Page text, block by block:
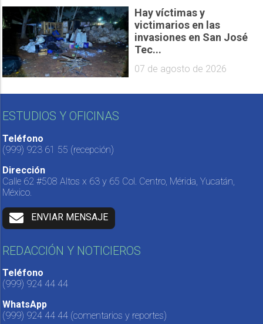
Hay víctimas y
victimarios en las
invasiones en San José
Tec...
07 de agosto de 2026
ESTUDIOS Y OFICINAS
Teléfono
(999) 923 61 55 (recepción)
Dirección
Calle 62 #508 Altos x 63 y 65 Col. Centro, Mérida, Yucatán,
México.
ENVIAR MENSAJE
REDACCIÓN Y NOTICIEROS
Teléfono
(999) 924 44 44
WhatsApp
(999) 924 44 44 (comentarios y reportes)